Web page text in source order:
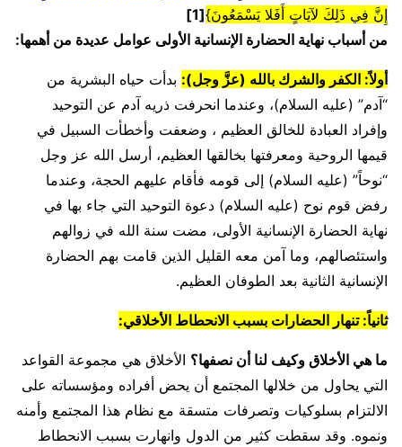
إِنَّ فِي ذَلِكَ لآيَاتٍ أَفَلا يَسْمَعُونَ}[1]
من أسباب نهاية الحضارة الإنسانية الأولى عوامل عديدة من أهمها:
أولاً: الكفر والشرك بالله (عزَّ وجل): بدأت حياه البشرية من
“آدم” (عليه السلام)، وعندما انحرفت ذريه آدم عن التوحيد
وإفراد العبادة للخالق العظيم ، وضعفت وأخطأت السبيل في
قيمها الروحية ومعرفتها بخالقها العظيم، أرسل الله عز وجل
“نوحاً” (عليه السلام) إلى قومه فأقام عليهم الحجة، وعندما
رفض قوم نوح (عليه السلام) دعوة التوحيد التي جاء بها في
نهاية الحضارة الإنسانية الأولى، مضت سنة الله في زوالهم
واستئصالهم، وما آمن معه القليل الذين قامت بهم الحضارة
الإنسانية الثانية بعد الطوفان العظيم.
ثانياً: تنهار الحضارات بسبب الانحطاط الأخلاقي:
ما هي الأخلاق وكيف لنا أن نصفها؟ الأخلاق هي مجموعة القواعد
التي يحاول من خلالها المجتمع أن يحض أفراده ومؤسساته على
الالتزام بسلوكيات وتصرفات متسقة مع نظام هذا المجتمع وأمنه
ونموه. وقد سقطت كثير من الدول وانهارت بسبب الانحطاط